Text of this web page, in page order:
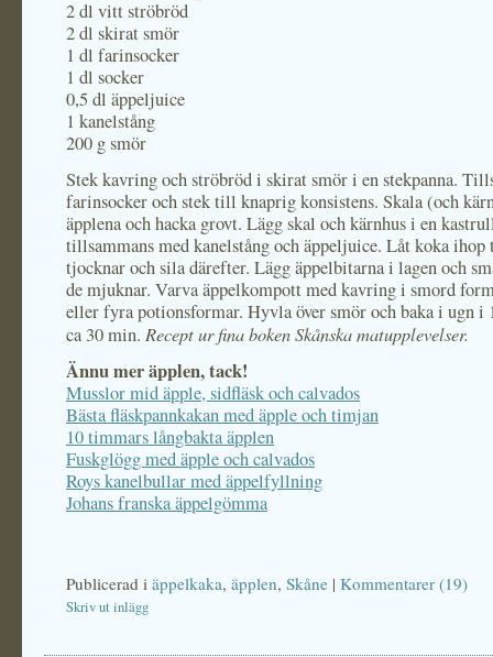
2 dl vitt ströbröd
2 dl skirat smör
1 dl farinsocker
1 dl socker
0,5 dl äppeljuice
1 kanelstång
200 g smör
Stek kavring och ströbröd i skirat smör i en stekpanna.
farinsocker och stek till knaprig konsistens. Skala (och
äpplena och hacka grovt. Lägg skal och kärnhus i en
tillsammans med kanelstång och äppeljuice. Låt koka
tjocknar och sila därefter. Lägg äppelbitarna i lagen och
de mjuknar. Varva äppelkompott med kavring i smord
eller fyra potionsformar. Hyvla över smör och baka i ugn i
ca 30 min. Recept ur fina boken Skånska matupplevelser.
Ännu mer äpplen, tack!
Musslor mid äpple, sidfläsk och calvados
Bästa fläskpannkakan med äpple och timjan
10 timmars långbakta äpplen
Fuskglögg med äpple och calvados
Roys kanelbullar med äppelfyllning
Johans franska äppelgömma
Publicerad i äppelkaka, äpplen, Skåne | Kommentarer (19)
Skriv ut inlägg